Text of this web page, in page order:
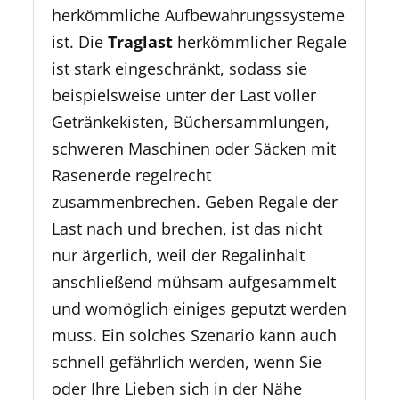
herkömmliche Aufbewahrungssysteme
ist. DieTraglast herkömmlicher Regale
ist stark eingeschränkt, sodass sie
beispielsweise unter der Last voller
Getränkekisten, Büchersammlungen,
schweren Maschinen oder Säcken mit
Rasenerde regelrecht
zusammenbrechen. Geben Regale der
Last nach und brechen, ist das nicht
nur ärgerlich, weil der Regalinhalt
anschließend mühsam aufgesammelt
und womöglich einiges geputzt werden
muss. Ein solches Szenario kann auch
schnell gefährlich werden, wenn Sie
oder Ihre Lieben sich in der Nähe